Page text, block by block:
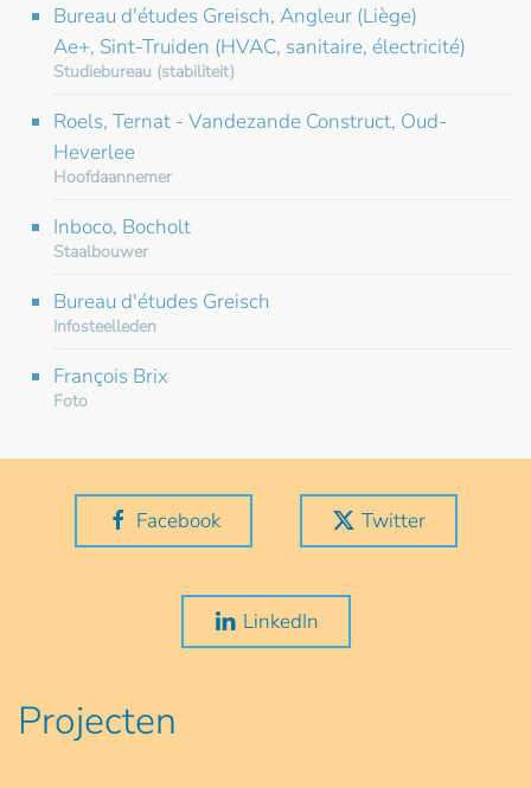
Bureau d'études Greisch, Angleur (Liège)
Ae+, Sint-Truiden (HVAC, sanitaire, électricité)
Studiebureau (stabiliteit)
Roels, Ternat - Vandezande Construct, Oud-
Heverlee
Hoofdaannemer
Inboco, Bocholt
Staalbouwer
Bureau d'études Greisch
Infosteelleden
François Brix
Foto
Facebook Twitter
LinkedIn
Projecten